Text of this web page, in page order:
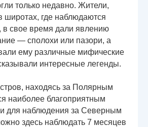
только недавно. Жители,
где наблюдаются
в свое время дали явлению
— сполохи или пазори, а
ему различные мифические
интересные легенды.
находясь за Полярным
наиболее благоприятным
для наблюдения за Северным
здесь наблюдать 7 месяцев